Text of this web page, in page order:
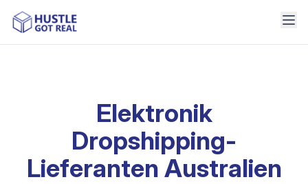
Elektronik
Dropshipping-
Lieferanten Australien